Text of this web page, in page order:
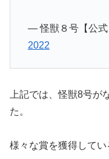
— 怪獣８号【公
2022
上記では、怪獣8号が
た。
様々な賞を獲得して